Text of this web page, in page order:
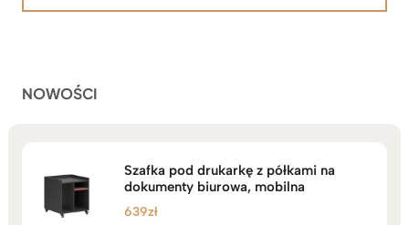
podstawie
2.199zł
NOWOŚCI
Szafka pod drukarkę z półkami na
dokumenty biurowa, mobilna
639zł